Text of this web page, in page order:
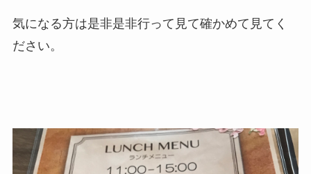
気になる方は是非是非行って見て確かめて見てく
ださい。